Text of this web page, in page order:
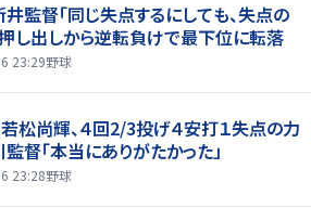
井監督「同じ失点するにしても、失点の
し出しから逆転負けで最下位に転落
23:29野球
若松尚輝、４回2/3投げ４安打１失点の力
督「本当にありがたかった」
23:28野球